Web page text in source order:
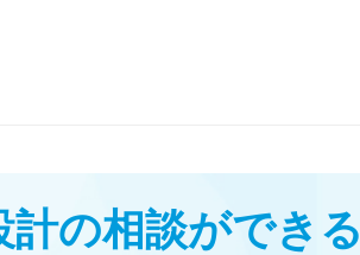
の相談ができる